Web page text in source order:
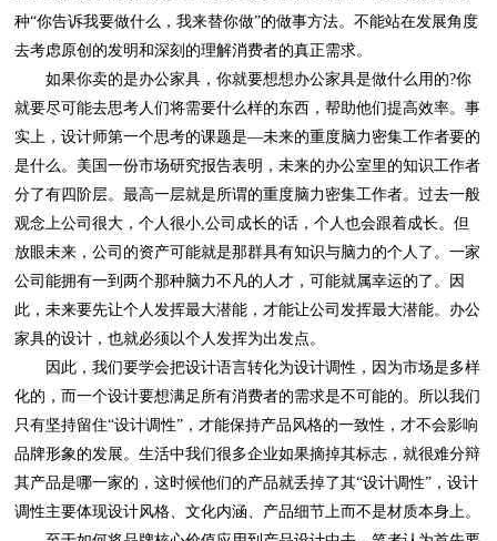
去考虑原创的发明和深刻的理解消费者的真正需求。
家具的设计，也就必须以个人发挥为出发点。
调性主要体现设计风格、文化内涵、产品细节上而不是材质本身上。